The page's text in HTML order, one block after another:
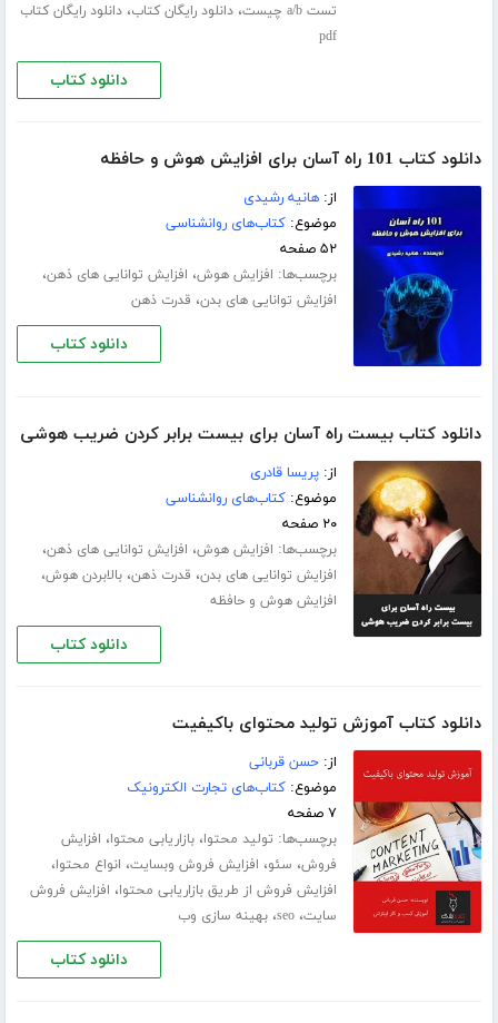
تست a/b چیست ،دانلود رایگان کتاب،دانلود رایگان کتاب
pdf
دانلود کتاب
دانلود کتاب 101 راه آسان برای افزایش هوش و حافظه
از:هانیه رشیدی
موضوع:کتاب‌های روانشناسی
۵۲ صفحه
برچسب‌ها: افزایش هوش، افزایش توانایی های ذهن،
افزایش توانایی های بدن، قدرت ذهن
دانلود کتاب
دانلود کتاب بیست راه آسان برای بیست برابر کردن ضریب هوشی
از:پریسا قادری
موضوع:کتاب‌های روانشناسی
۲۰ صفحه
برچسب‌ها: افزایش هوش، افزایش توانایی های ذهن،
افزایش توانایی های بدن، قدرت ذهن،بالابردن هوش،
افزایش هوش و حافظه
دانلود کتاب
دانلود کتاب آموزش تولید محتوای باکیفیت
از:حسن قربانی
موضوع:کتاب‌های تجارت الکترونیک
۷ صفحه
برچسب‌ها: تولید محتوا،بازاریابی محتوا، افزایش
فروش، سئو، افزایش فروش وبسایت، انواع محتوا،
افزایش فروش از طریق بازاریابی محتوا، افزایش فروش
سایت،seo،بهینه سازی وب
دانلود کتاب